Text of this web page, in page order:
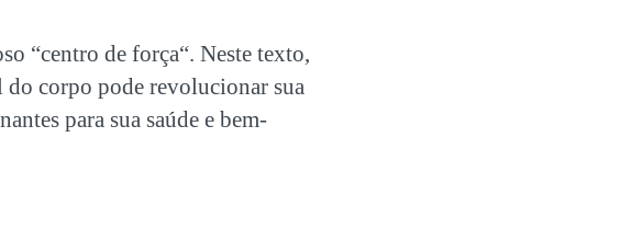
“centro de força“. Neste texto,
do corpo pode revolucionar sua
para sua saúde e bem-